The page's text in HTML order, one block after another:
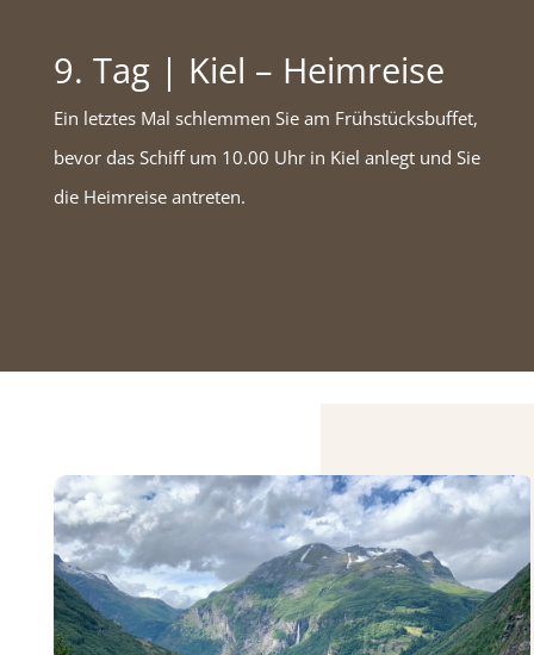
9. Tag | Kiel – Heimreise
Ein letztes Mal schlemmen Sie am Frühstücksbuffet,
bevor das Schiff um 10.00 Uhr in Kiel anlegt und Sie
die Heimreise antreten.